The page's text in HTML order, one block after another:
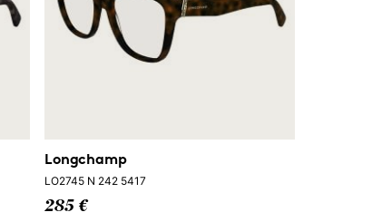
Longchamp
LO2745 N 242 5417
285 €